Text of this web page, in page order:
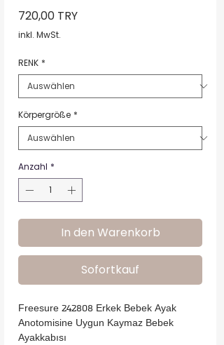
720,00 TRYPreis
inkl. MwSt.
RENK *
Körpergröße *
Anzahl *
In den Warenkorb
Sofortkauf
Freesure 242808 Erkek Bebek Ayak
Anotomisine Uygun Kaymaz Bebek
Ayakkabısı